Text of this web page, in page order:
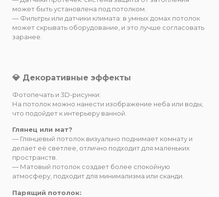
может быть установлена под потолком.
— Фильтры или датчики климата: в умных домах потолок
может скрывать оборудование, и это лучше согласовать
заранее.
💎 Декоративные эффекты
Фотопечать и 3D-рисунки:
На потолок можно нанести изображение неба или воды,
что подойдет к интерьеру ванной.
Глянец или мат?
— Глянцевый потолок визуально поднимает комнату и
делает её светлее, отлично подходит для маленьких
пространств.
— Матовый потолок создает более спокойную
атмосферу, подходит для минимализма или сканди.
Парящий потолок: